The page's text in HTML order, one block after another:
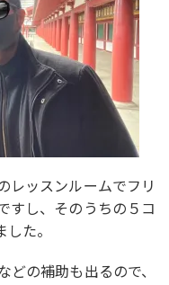
レッスンルームでフリ
すし、そのうちの５コ
た。
の補助も出るので、